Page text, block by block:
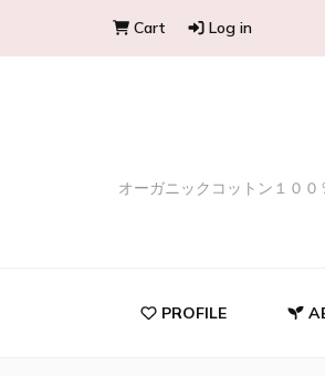
Cart Log in
オーガニックコットン１０
PROFILE